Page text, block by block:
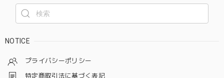
NOTICE
プライバシーポリシー
特定商取引法に基づく表記